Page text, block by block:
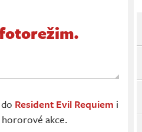
Resident Evil Requiem i
akce.